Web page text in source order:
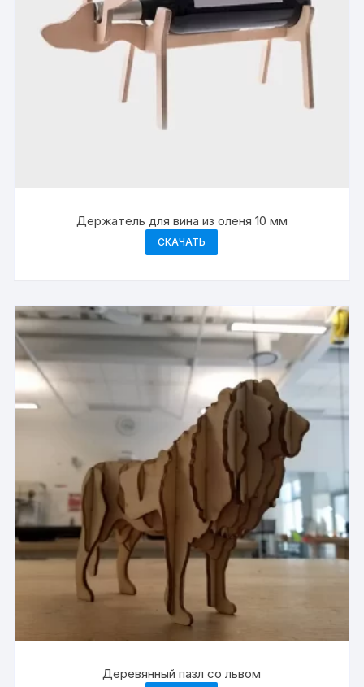
Держатель для вина из оленя 10 мм
СКАЧАТЬ
Деревянный пазл со львом